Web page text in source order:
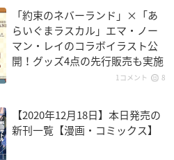
「約束のネバーランド」×「あ
らいぐまラスカル」エマ・ノー
マン・レイのコラボイラスト公
開！グッズ4点の先行販売も実施
1コメント 8
【2020年12月18日】本日発売の
新刊一覧【漫画・コミックス】